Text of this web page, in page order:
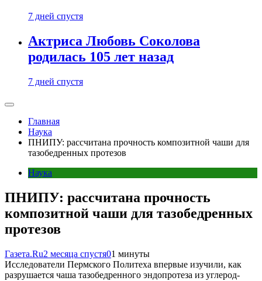
7 дней спустя
Актриса Любовь Соколова
родилась 105 лет назад
7 дней спустя
Главная
Наука
ПНИПУ: рассчитана прочность композитной чаши для
тазобедренных протезов
Наука
ПНИПУ: рассчитана прочность
композитной чаши для тазобедренных
протезов
Газета.Ru2 месяца спустя01 минуты
Исследователи Пермского Политеха впервые изучили, как
разрушается чаша тазобедренного эндопротеза из углерод-